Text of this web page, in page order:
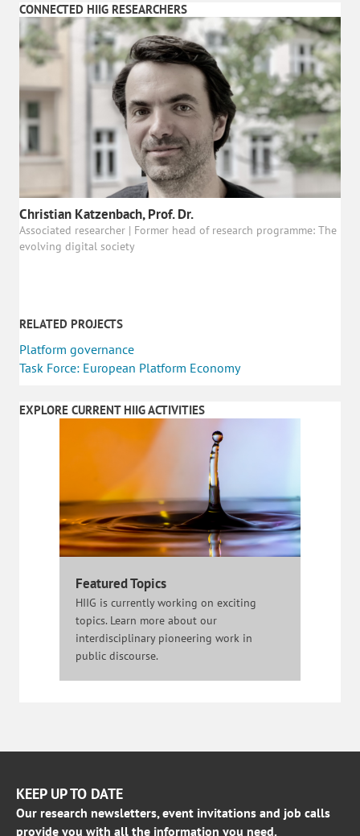
CONNECTED HIIG RESEARCHERS
Christian Katzenbach, Prof. Dr.
Associated researcher | Former head of research programme: The
evolving digital society
RELATED PROJECTS
Platform governance
Task Force: European Platform Economy
EXPLORE CURRENT HIIG ACTIVITIES
Featured Topics
HIIG is currently working on exciting
topics. Learn more about our
interdisciplinary pioneering work in
public discourse.
KEEP UP TO DATE
Our research newsletters, event invitations and job calls
provide you with all the information you need.